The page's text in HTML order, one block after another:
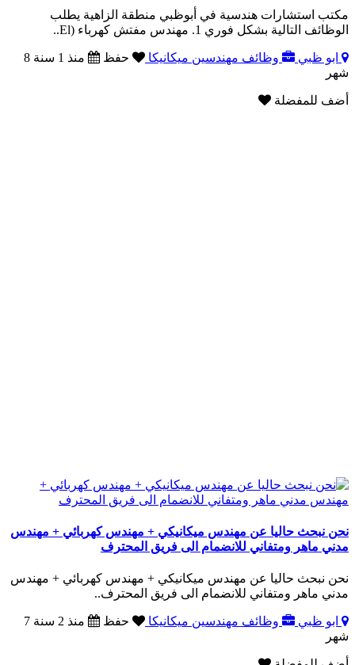
مكتب استشارات هندسية في أبوظبي منطقة الزاهية يطلب
الوظائف التالية بشكل فوري 1. مهندس مفتش كهرباء (El..
ابو ظبي وظائف مهندسين ميكانيكا حفظ
منذ 1 سنة 8
شهر
أضف للمفضلة
نحن نبحث حاليا عن مهندس ميكانيكي + مهندس كهربائي + مهندس
مدني ماهر ومتفاني للانضمام الى فريق المحترف
نحن نبحث حاليا عن مهندس ميكانيكي + مهندس كهربائي + مهندس
مدني ماهر ومتفاني للانضمام الى فريق المحترف..
ابو ظبي وظائف مهندسين ميكانيكا حفظ
منذ 2 سنة 7
شهر